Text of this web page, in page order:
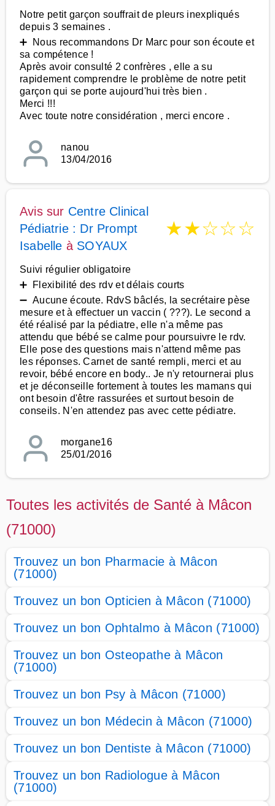
Notre petit garçon souffrait de pleurs inexpliqués
depuis 3 semaines .
➕ Nous recommandons Dr Marc pour son écoute et
sa compétence !
Après avoir consulté 2 confrères , elle a su
rapidement comprendre le problème de notre petit
garçon qui se porte aujourd'hui très bien .
Merci !!!
Avec toute notre considération , merci encore .
nanou
13/04/2016
Avis sur Centre Clinical
Pédiatrie : Dr Prompt
Isabelle à SOYAUX
★★☆☆☆
Suivi régulier obligatoire
➕ Flexibilité des rdv et délais courts
➖ Aucune écoute. RdvS bâclés, la secrétaire pèse
mesure et à effectuer un vaccin ( ???). Le second a
été réalisé par la pédiatre, elle n'a même pas
attendu que bébé se calme pour poursuivre le rdv.
Elle pose des questions mais n'attend même pas
les réponses. Carnet de santé rempli, merci et au
revoir, bébé encore en body.. Je n'y retournerai plus
et je déconseille fortement à toutes les mamans qui
ont besoin d'être rassurées et surtout besoin de
conseils. N'en attendez pas avec cette pédiatre.
morgane16
25/01/2016
Toutes les activités de Santé à Mâcon
(71000)
Trouvez un bon Pharmacie à Mâcon
(71000)
Trouvez un bon Opticien à Mâcon (71000)
Trouvez un bon Ophtalmo à Mâcon (71000)
Trouvez un bon Osteopathe à Mâcon
(71000)
Trouvez un bon Psy à Mâcon (71000)
Trouvez un bon Médecin à Mâcon (71000)
Trouvez un bon Dentiste à Mâcon (71000)
Trouvez un bon Radiologue à Mâcon
(71000)